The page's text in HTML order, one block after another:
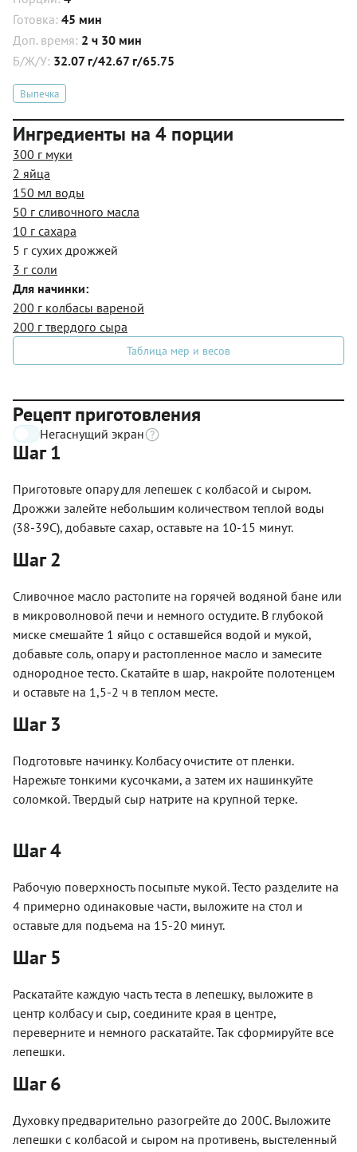
Готовка: 45 мин
Доп. время: 2 ч 30 мин
Б/Ж/У: 32.07 г/42.67 г/65.75
Выпечка
Ингредиенты на 4 порции
300 г муки
2 яйца
150 мл воды
50 г сливочного масла
10 г сахара
5 г сухих дрожжей
3 г соли
Для начинки:
200 г колбасы вареной
200 г твердого сыра
Таблица мер и весов
Рецепт приготовления
Негаснущий экран
Шаг 1
Приготовьте опару для лепешек с колбасой и сыром.
Дрожжи залейте небольшим количеством теплой воды
(38-39С), добавьте сахар, оставьте на 10-15 минут.
Шаг 2
Сливочное масло растопите на горячей водяной бане или
в микроволновой печи и немного остудите. В глубокой
миске смешайте 1 яйцо с оставшейся водой и мукой,
добавьте соль, опару и растопленное масло и замесите
однородное тесто. Скатайте в шар, накройте полотенцем
и оставьте на 1,5-2 ч в теплом месте.
Шаг 3
Подготовьте начинку. Колбасу очистите от пленки.
Нарежьте тонкими кусочками, а затем их нашинкуйте
соломкой. Твердый сыр натрите на крупной терке.
Шаг 4
Рабочую поверхность посыпьте мукой. Тесто разделите на
4 примерно одинаковые части, выложите на стол и
оставьте для подъема на 15-20 минут.
Шаг 5
Раскатайте каждую часть теста в лепешку, выложите в
центр колбасу и сыр, соедините края в центре,
переверните и немного раскатайте. Так сформируйте все
лепешки.
Шаг 6
Духовку предварительно разогрейте до 200С. Выложите
лепешки с колбасой и сыром на противень, выстеленный